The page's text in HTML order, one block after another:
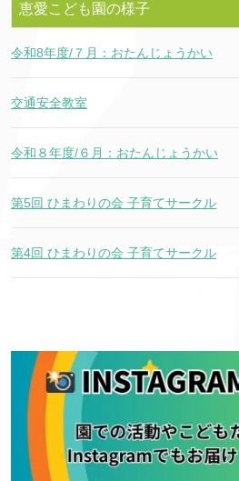
恵愛こども園の様子
令和8年度/７月：おたんじょうかい
交通安全教室
令和８年度/６月：おたんじょうかい
第5回 ひまわりの会 子育てサークル
第4回 ひまわりの会 子育てサークル